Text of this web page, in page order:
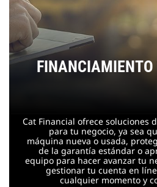
FINANCIAMIENTO
Cat Financial ofrece soluciones
para tu negocio, ya sea
máquina nueva o usada,
de la garantía estándar o
equipo para hacer avanzar tu
gestionar tu cuenta en
cualquier momento y